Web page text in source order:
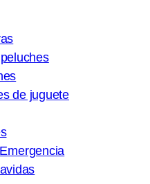
de juguete